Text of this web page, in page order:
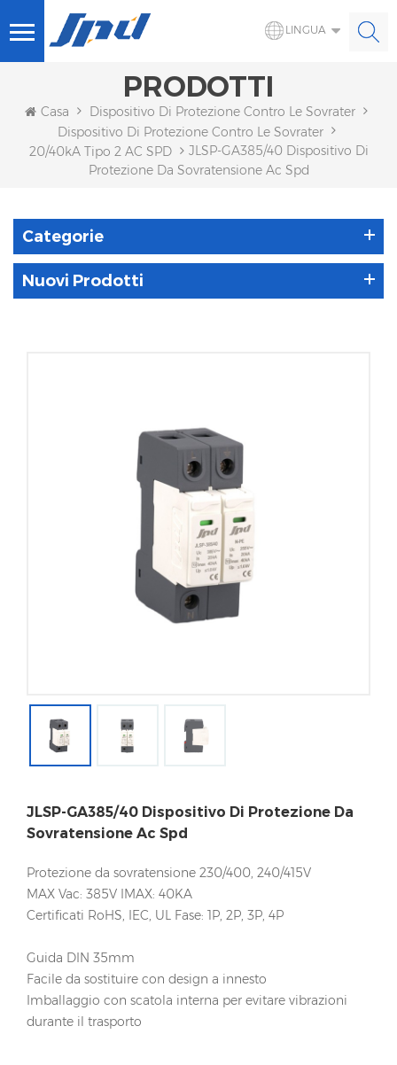
LINGUA
PRODOTTI
Casa
Dispositivo Di Protezione Contro Le Sovratensioni
Dispositivo Di Protezione Contro Le Sovratensioni CA
20/40kA Tipo 2 AC SPD
JLSP-GA385/40 Dispositivo Di
Protezione Da Sovratensione Ac Spd
Categorie
Nuovi Prodotti
JLSP-GA385/40 Dispositivo Di Protezione Da
Sovratensione Ac Spd
Protezione da sovratensione 230/400, 240/415V
MAX Vac: 385V IMAX: 40KA
Certificati RoHS, IEC, UL Fase: 1P, 2P, 3P, 4P
Guida DIN 35mm
Facile da sostituire con design a innesto
Imballaggio con scatola interna per evitare vibrazioni
durante il trasporto